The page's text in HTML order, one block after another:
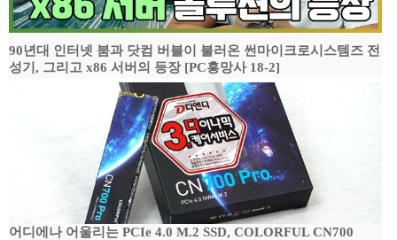
90년대 인터넷 붐과 닷컴 버블이 불러온 썬마이크로시스템즈 전
성기, 그리고 x86 서버의 등장 [PC흥망사 18-2]
어디에나 어울리는 PCIe 4.0 M.2 SSD, COLORFUL CN700